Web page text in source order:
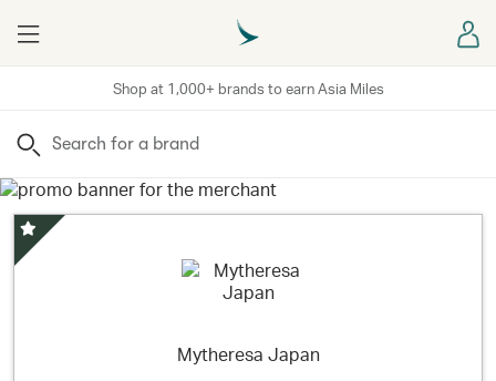
Shop at 1,000+ brands to earn Asia Miles
Menu
Search
Mytheresa Japan
Special Offer